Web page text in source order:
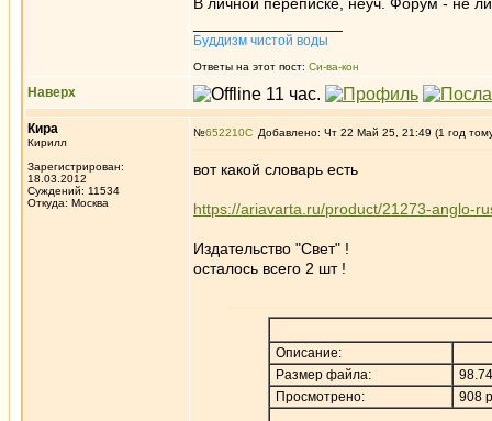
Буддизм чистой воды
Ответы на этот пост: Си-ва-кон
Наверх
Кира
Кирилл
Зарегистрирован:
18.03.2012
Суждений: 11534
Откуда: Москва
№652210 Добавлено: Чт 22 Май 25, 21:49 (1 год
вот какой словарь есть
https://ariavarta.ru/product/21273-anglo-
Издательство "Свет" !
осталось всего 2 шт !
Описание:
Размер файла:
Просмотрено:
908